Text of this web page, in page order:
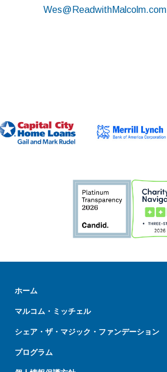
Wes@ReadwithMalcolm.com
ホーム
マルコム・ミッチェル
シェア・ザ・マジック・ファンデーション
プログラム